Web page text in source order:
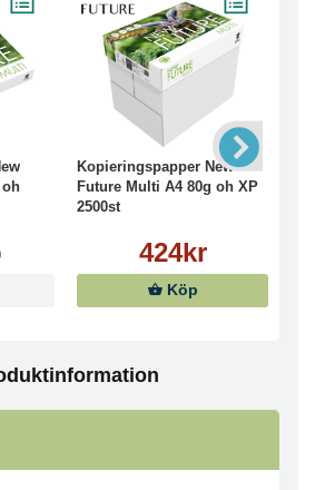
oh
Kopieringspapper New
Future Multi A4 80g oh XP
2500st
424kr
Köp